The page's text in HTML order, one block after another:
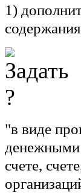
1)
"в виде
денежными
счете,